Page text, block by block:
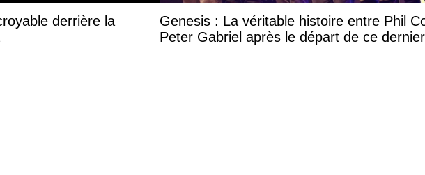
derrière la
Genesis : La véritable histoire entre Phil
Peter Gabriel après le départ de ce dernier